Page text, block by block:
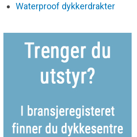
Waterproof dykkerdrakter